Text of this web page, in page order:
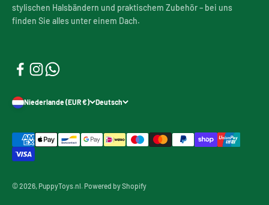
stylischen Halsbändern und praktischem Zubehör – bei uns
finden Sie alles unter einem Dach.
Niederlande (EUR €) Deutsch
© 2026, PuppyToys.nl. Powered by Shopify